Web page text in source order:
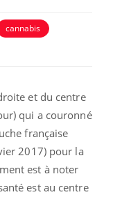
cannabis
et du centre
qui a couronné
française
2017) pour la
est à noter
est au centre